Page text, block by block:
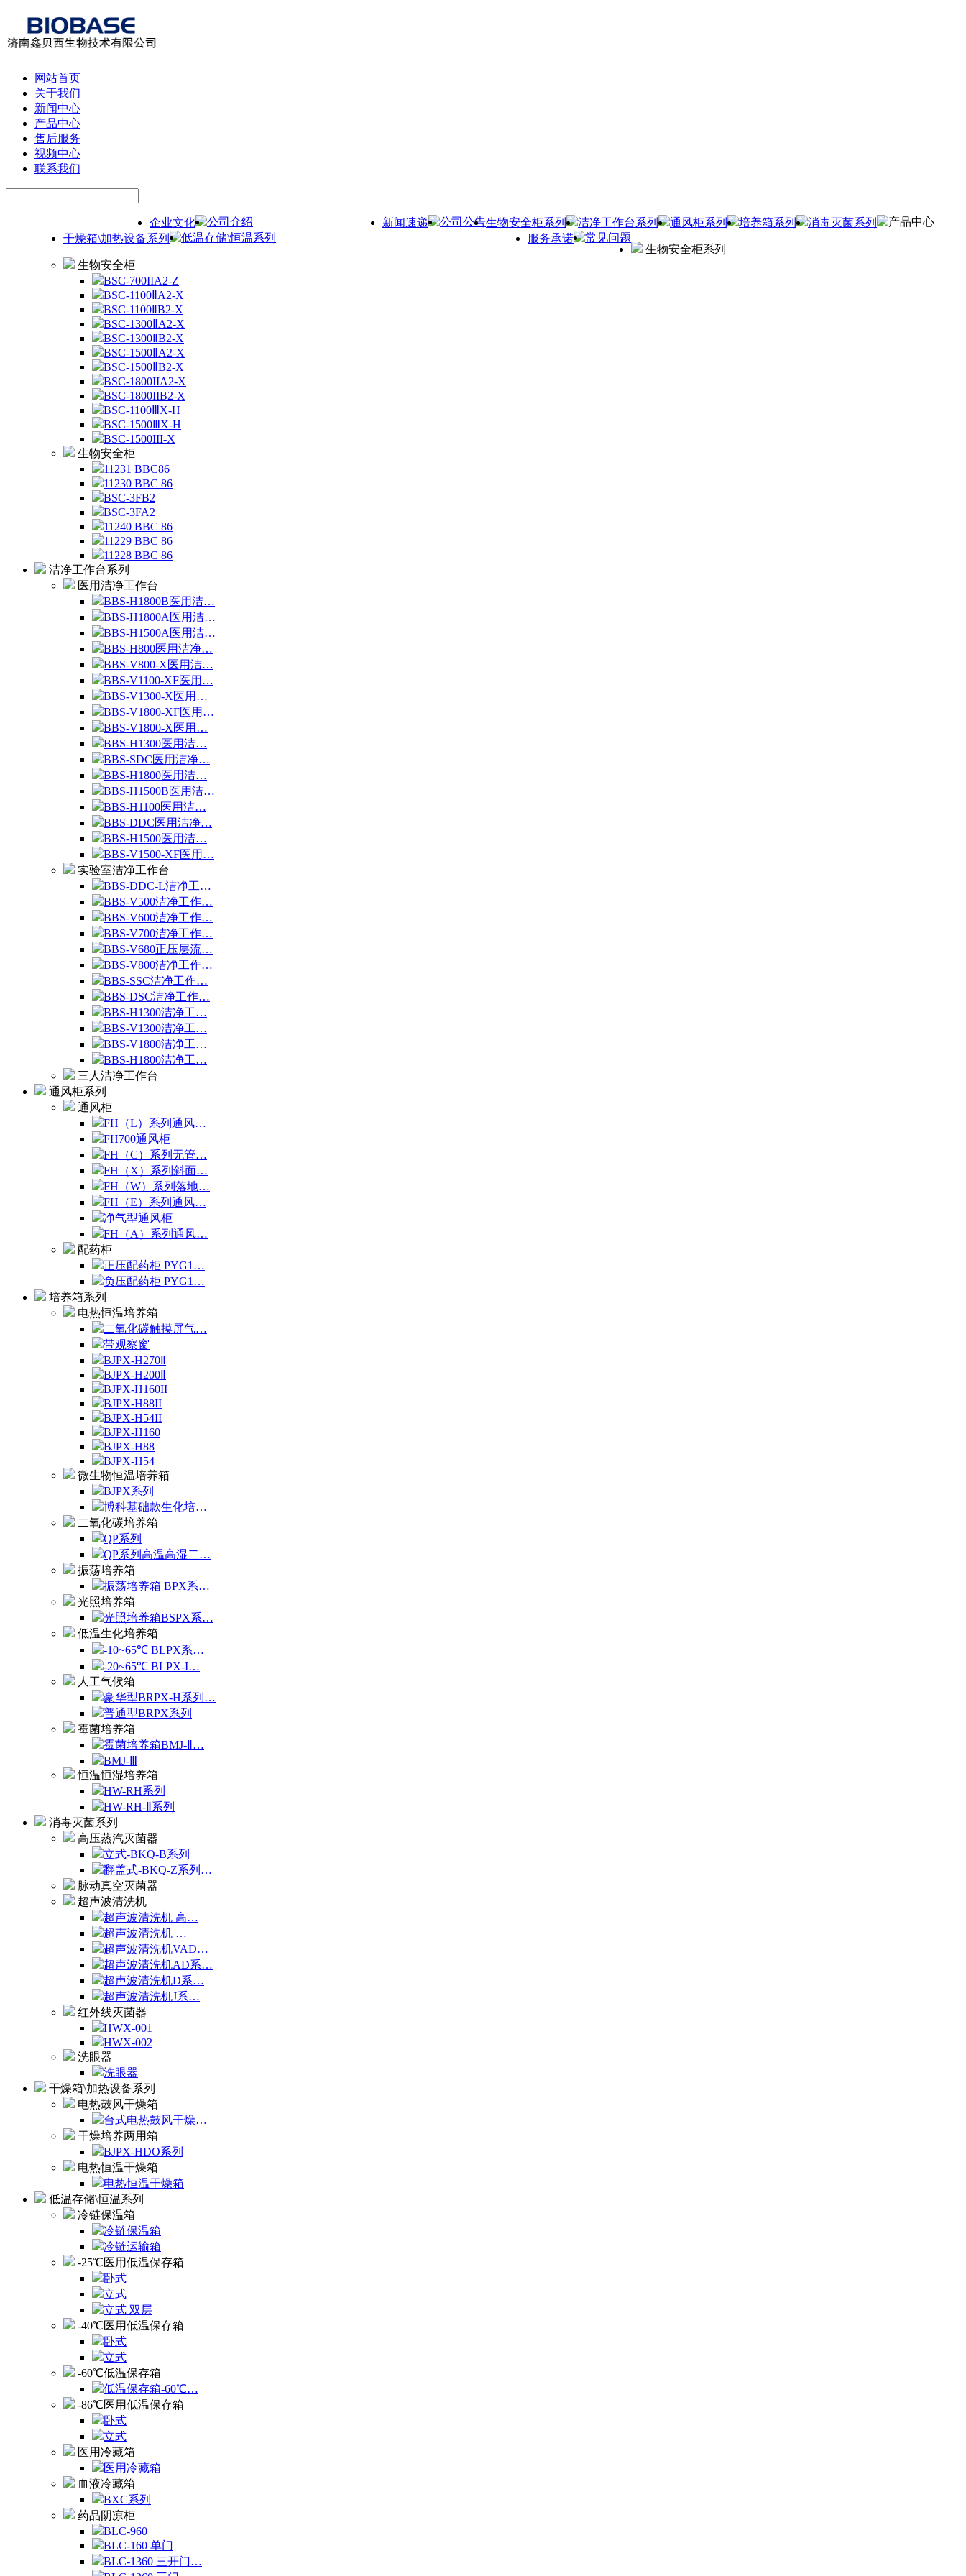
网站首页
关于我们
新闻中心
产品中心
售后服务
视频中心
联系我们
企业文化 公司介绍 新闻速递 公司公告生物安全柜系列 洁净工作台系列 通风柜系列 培养箱系列
消毒灭菌系列
干燥箱\加热设备系列
低温存储\恒温系列 服务承诺 常见问题
产品中心
生物安全柜系列
生物安全柜
BSC-700IIA2-Z
BSC-1100ⅡA2-X
BSC-1100ⅡB2-X
BSC-1300ⅡA2-X
BSC-1300ⅡB2-X
BSC-1500ⅡA2-X
BSC-1500ⅡB2-X
BSC-1800IIA2-X
BSC-1800IIB2-X
BSC-1100ⅢX-H
BSC-1500ⅢX-H
BSC-1500III-X
生物安全柜
11231 BBC86
11230 BBC 86
BSC-3FB2
BSC-3FA2
11240 BBC 86
11229 BBC 86
11228 BBC 86
洁净工作台系列
医用洁净工作台
BBS-H1800B医用洁…
BBS-H1800A医用洁…
BBS-H1500A医用洁…
BBS-H800医用洁净…
BBS-V800-X医用洁…
BBS-V1100-XF医用…
BBS-V1300-X医用…
BBS-V1800-XF医用…
BBS-V1800-X医用…
BBS-H1300医用洁…
BBS-SDC医用洁净…
BBS-H1800医用洁…
BBS-H1500B医用洁…
BBS-H1100医用洁…
BBS-DDC医用洁净…
BBS-H1500医用洁…
BBS-V1500-XF医用…
实验室洁净工作台
BBS-DDC-L洁净工…
BBS-V500洁净工作…
BBS-V600洁净工作…
BBS-V700洁净工作…
BBS-V680正压层流…
BBS-V800洁净工作…
BBS-SSC洁净工作…
BBS-DSC洁净工作…
BBS-H1300洁净工…
BBS-V1300洁净工…
BBS-V1800洁净工…
BBS-H1800洁净工…
三人洁净工作台
通风柜系列
通风柜
FH（L）系列通风…
FH700通风柜
FH（C）系列无管…
FH（X）系列斜面…
FH（W）系列落地…
FH（E）系列通风…
净气型通风柜
FH（A）系列通风…
配药柜
正压配药柜 PYG1…
负压配药柜 PYG1…
培养箱系列
电热恒温培养箱
二氧化碳触摸屏气…
带观察窗
BJPX-H270Ⅱ
BJPX-H200Ⅱ
BJPX-H160II
BJPX-H88II
BJPX-H54II
BJPX-H160
BJPX-H88
BJPX-H54
微生物恒温培养箱
BJPX系列
博科基础款生化培…
二氧化碳培养箱
QP系列
QP系列高温高湿二…
振荡培养箱
振荡培养箱 BPX系…
光照培养箱
光照培养箱BSPX系…
低温生化培养箱
-10~65℃ BLPX系…
-20~65℃ BLPX-I…
人工气候箱
豪华型BRPX-H系列…
普通型BRPX系列
霉菌培养箱
霉菌培养箱BMJ-Ⅱ…
BMJ-Ⅲ
恒温恒湿培养箱
HW-RH系列
HW-RH-Ⅱ系列
消毒灭菌系列
高压蒸汽灭菌器
立式-BKQ-B系列
翻盖式-BKQ-Z系列…
脉动真空灭菌器
超声波清洗机
超声波清洗机 高…
超声波清洗机 …
超声波清洗机VAD…
超声波清洗机AD系…
超声波清洗机D系…
超声波清洗机J系…
红外线灭菌器
HWX-001
HWX-002
洗眼器
洗眼器
干燥箱\加热设备系列
电热鼓风干燥箱
台式电热鼓风干燥…
干燥培养两用箱
BJPX-HDO系列
电热恒温干燥箱
电热恒温干燥箱
低温存储\恒温系列
冷链保温箱
冷链保温箱
冷链运输箱
-25℃医用低温保存箱
卧式
立式
立式 双层
-40℃医用低温保存箱
卧式
立式
-60℃低温保存箱
低温保存箱-60℃…
-86℃医用低温保存箱
卧式
立式
医用冷藏箱
医用冷藏箱
血液冷藏箱
BXC系列
药品阴凉柜
BLC-960
BLC-160 单门
BLC-1360 三开门…